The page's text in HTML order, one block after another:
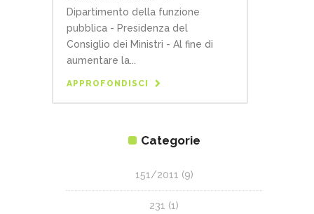
Dipartimento della funzione
pubblica - Presidenza del
Consiglio dei Ministri - Al fine di
aumentare la...
APPROFONDISCI
Categorie
151/2011 (9)
231 (1)